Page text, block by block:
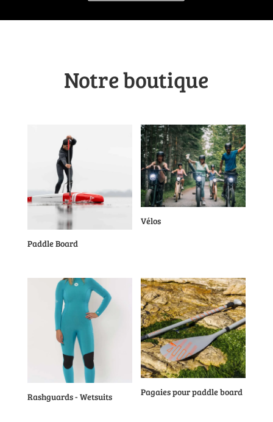
Notre boutique
Paddle Board
Vélos
Rashguards - Wetsuits Pagaies pour paddle board